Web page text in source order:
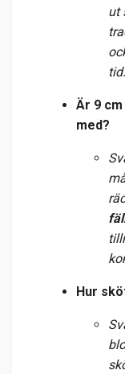
ut
tid.
Är 9
med?
Hur